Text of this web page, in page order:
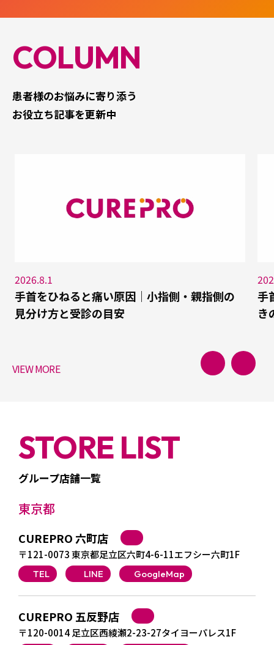
COLUMN
患者様のお悩みに寄り添う
お役立ち記事を更新中
2026.8.1
手首をひねると痛い原因｜小指側・親指側の
見分け方と受診の目安
手
き
VIEW MORE
STORE LIST
グループ店舗一覧
東京都
CUREPRO 六町店
〒121-0073 東京都足立区六町4-6-11エフシー六町1F
TEL LINE GoogleMap
CUREPRO 五反野店
〒120-0014 足立区西綾瀬2-23-27タイヨーパレス1F